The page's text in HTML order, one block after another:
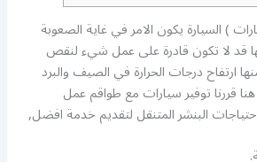
) السيارة يكون الامر في غاية الصعوبة
قد لا تكون قادرة على عمل شيء لنقص
ارتفاح درجات الحرارة في الصيف والبرد
قررنا توفير سيارات مع طواقم عمل
البنشر المتنقل لتقديم خدمة افضل,